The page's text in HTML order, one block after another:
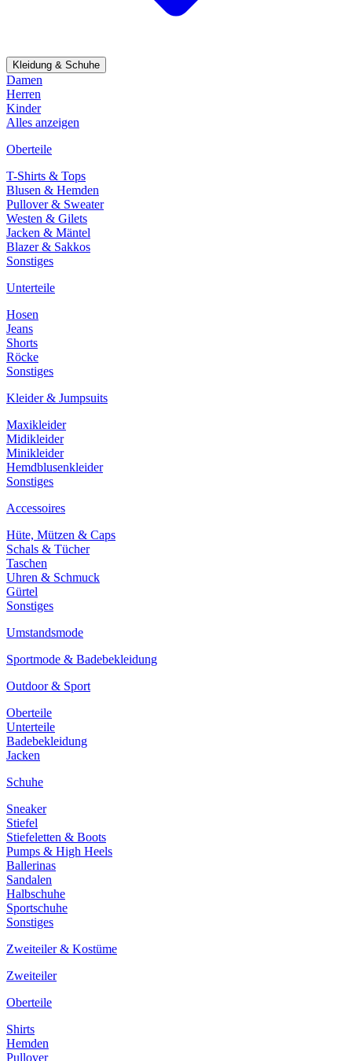
Kleidung & Schuhe
Damen
Herren
Kinder
Alles anzeigen
Oberteile
T-Shirts & Tops
Blusen & Hemden
Pullover & Sweater
Westen & Gilets
Jacken & Mäntel
Blazer & Sakkos
Sonstiges
Unterteile
Hosen
Jeans
Shorts
Röcke
Sonstiges
Kleider & Jumpsuits
Maxikleider
Midikleider
Minikleider
Hemdblusenkleider
Sonstiges
Accessoires
Hüte, Mützen & Caps
Schals & Tücher
Taschen
Uhren & Schmuck
Gürtel
Sonstiges
Umstandsmode
Sportmode & Badebekleidung
Outdoor & Sport
Oberteile
Unterteile
Badebekleidung
Jacken
Schuhe
Sneaker
Stiefel
Stiefeletten & Boots
Pumps & High Heels
Ballerinas
Sandalen
Halbschuhe
Sportschuhe
Sonstiges
Zweiteiler & Kostüme
Zweiteiler
Oberteile
Shirts
Hemden
Pullover